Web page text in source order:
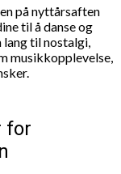
på nyttårsaften
til å danse og
lang til nostalgi,
musikkopplevelse,
for